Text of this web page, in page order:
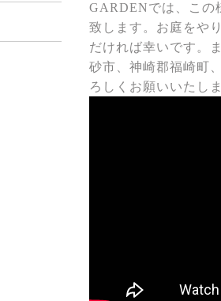
GARDENでは、この
致します。お庭をや
だければ幸いです。
砂市、神崎郡福崎町
ろしくお願いいたしま